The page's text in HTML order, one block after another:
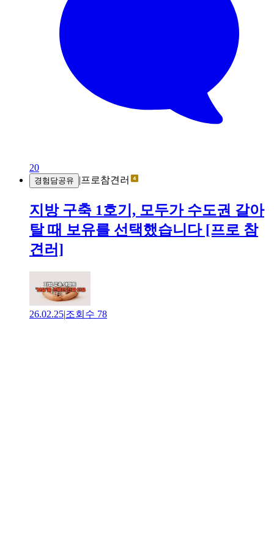
20
경험담공유 |프로참견러
지방 구축 1호기, 모두가 수도권 갈아
탈 때 보유를 선택했습니다 [프로 참
견러]
26.02.25|조회수 78